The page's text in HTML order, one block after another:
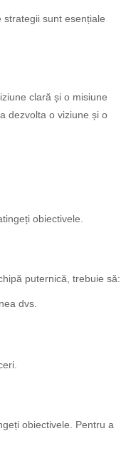
sunt esențiale
clară și o misiune
dezvolta o viziune și o
obiectivele.
puternică, trebuie să:
dvs.
obiectivele. Pentru a